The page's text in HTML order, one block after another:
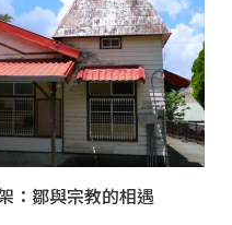
：鄒與宗教的相遇